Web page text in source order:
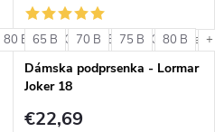
80 B 80 C 85 B 85 C +
65 B 70 B 75 B 80 B
Dámska podprsenka - Lormar
Joker 18
€22,69